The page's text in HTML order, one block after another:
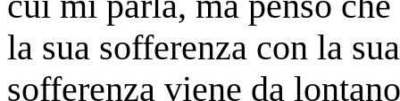
la sua sofferenza con la
sofferenza viene da